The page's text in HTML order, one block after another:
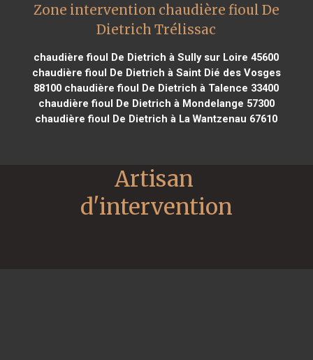
Zone intervention chaudière fioul De
Dietrich Trélissac
chaudière fioul De Dietrich à Sully sur Loire 45600
chaudière fioul De Dietrich à Saint Dié des Vosges
88100 chaudière fioul De Dietrich à Talence 33400
chaudière fioul De Dietrich à Mondelange 57300
chaudière fioul De Dietrich à La Wantzenau 67610
Artisan
d'intervention